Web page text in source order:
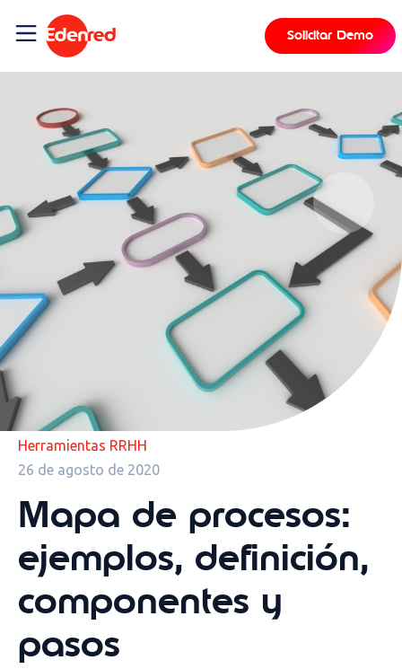
Solicitar Demo
Herramientas RRHH
26 de agosto de 2020
Mapa de procesos:
ejemplos, definición,
componentes y
pasos